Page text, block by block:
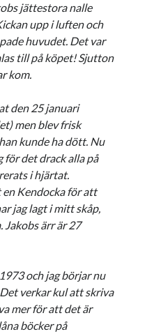
bil corona
film fotboll
jobb
Julkalendern
museum musik
radio recept
jättestora nalle
upp i luften och
huvudet. Det var
till på köpet! Sjutton
kom.
den 25 januari
men blev frisk
kunde ha dött. Nu
för det drack alla på
i hjärtat.
en Kendocka för att
jag lagt i mitt skåp,
Jakobs ärr är 27
och jag börjar nu
verkar kul att skriva
mer för att det är
böcker på